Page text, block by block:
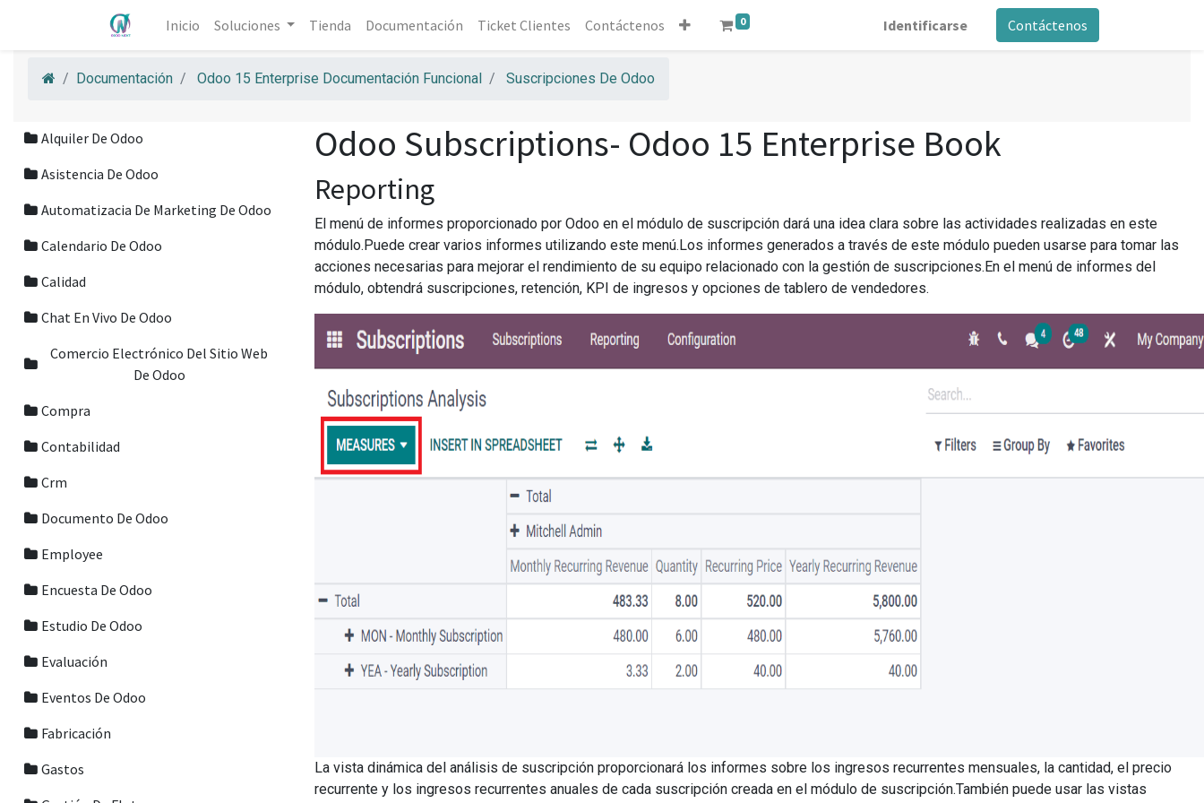
Inicio Soluciones Tienda Documentación Ticket Clientes Contáctenos 0 Identificarse Contáctenos
Documentación Odoo 15 Enterprise Documentación Funcional Suscripciones De Odoo
Alquiler De Odoo
Asistencia De Odoo
Automatizacia De Marketing De Odoo
Calendario De Odoo
Calidad
Chat En Vivo De Odoo
Comercio Electrónico Del Sitio Web
De Odoo
Compra
Contabilidad
Crm
Documento De Odoo
Employee
Encuesta De Odoo
Estudio De Odoo
Evaluación
Eventos De Odoo
Fabricación
Gastos
Odoo Subscriptions- Odoo 15 Enterprise Book
Reporting
El menú de informes proporcionado por Odoo en el módulo de suscripción dará una idea clara sobre las actividades realizadas en este
módulo.Puede crear varios informes utilizando este menú.Los informes generados a través de este módulo pueden usarse para tomar las
acciones necesarias para mejorar el rendimiento de su equipo relacionado con la gestión de suscripciones.En el menú de informes del
módulo, obtendrá suscripciones, retención, KPI de ingresos y opciones de tablero de vendedores.
La vista dinámica del análisis de suscripción proporcionará los informes sobre los ingresos recurrentes mensuales, la cantidad, el precio
recurrente y los ingresos recurrentes anuales de cada suscripción creada en el módulo de suscripción.También puede usar las vistas